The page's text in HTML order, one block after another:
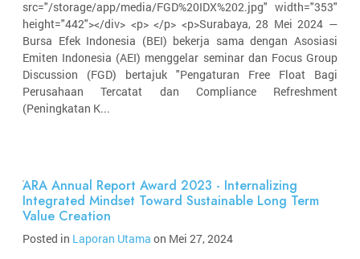
src="/storage/app/media/FGD%20IDX%202.jpg" width="353"
height="442"></div> <p> </p> <p>Surabaya, 28 Mei 2024 —
Bursa Efek Indonesia (BEI) bekerja sama dengan Asosiasi
Emiten Indonesia (AEI) menggelar seminar dan Focus Group
Discussion (FGD) bertajuk "Pengaturan Free Float Bagi
Perusahaan Tercatat dan Compliance Refreshment
(Peningkatan K...
ARA Annual Report Award 2023 - Internalizing
Integrated Mindset Toward Sustainable Long Term
Value Creation
Posted in Laporan Utama on Mei 27, 2024